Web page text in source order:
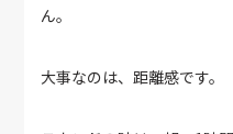
ん。
大事なのは、距離感です。